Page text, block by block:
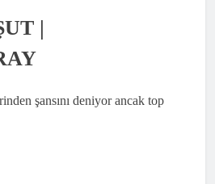
|
şansını deniyor ancak top